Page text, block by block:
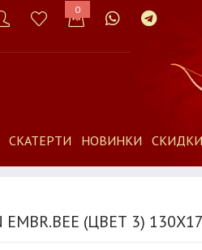
0
СКАТЕРТИ НОВИНКИ СКИДКИ
EMBR.BEE (ЦВЕТ 3)